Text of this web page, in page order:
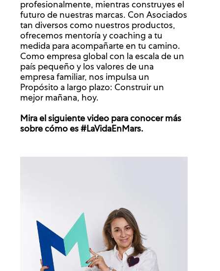
profesionalmente, mientras construyes el
futuro de nuestras marcas. Con Asociados
tan diversos como nuestros productos,
ofrecemos mentoría y coaching a tu
medida para acompañarte en tu camino.
Como empresa global con la escala de un
país pequeño y los valores de una
empresa familiar, nos impulsa un
Propósito a largo plazo: Construir un
mejor mañana, hoy.
Mira el siguiente video para conocer más
sobre cómo es #LaVidaEnMars.